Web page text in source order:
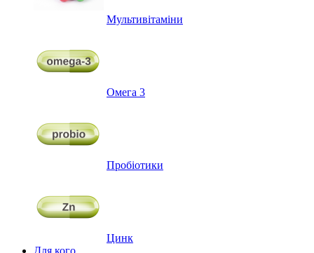
Мультивітаміни
Омега 3
Пробіотики
Цинк
Для кого